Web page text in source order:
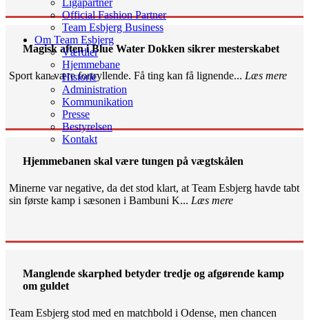
Ligapartner
Official Fashion Partner
Team Esbjerg Business
Om Team Esbjerg
Værdier
Hjemmebane
Historie
Administration
Kommunikation
Presse
Bestyrelsen
Kontakt
Magisk aften i Blue Water Dokken sikrer mesterskabet
Sport kan være fortryllende. Få ting kan få lignende... Læs mere
Hjemmebanen skal være tungen på vægtskålen
Minerne var negative, da det stod klart, at Team Esbjerg havde tabt
sin første kamp i sæsonen i Bambuni K... Læs mere
Manglende skarphed betyder tredje og afgørende kamp
om guldet
Team Esbjerg stod med en matchbold i Odense, men chancen